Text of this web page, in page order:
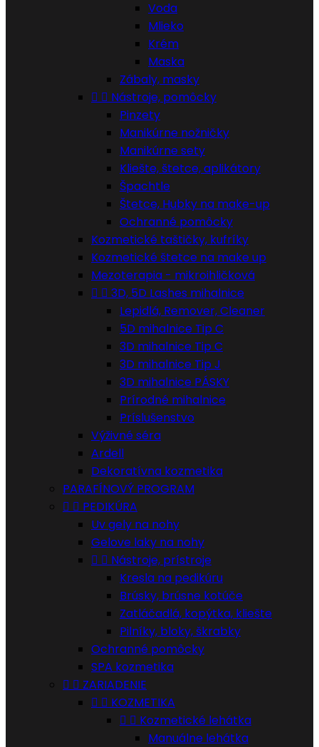
Voda
Mlieko
Krém
Maska
Zábaly, masky
  Nástroje, pomôcky
Pinzety
Manikúrne nožničky
Manikúrne sety
Kliešte, štetce, aplikátory
Špachtle
Štetce, Hubky na make-up
Ochranné pomôcky
Kozmetické taštičky, kufríky
Kozmetické štetce na make up
Mezoterapia - mikroihličková
  3D, 5D Lashes mihalnice
Lepidlá, Remover, Cleaner
5D mihalnice Tip C
3D mihalnice Tip C
3D mihalnice Tip J
3D mihalnice PÁSKY
Prírodné mihalnice
Príslušenstvo
Výživné séra
Ardell
Dekoratívna kozmetika
PARAFÍNOVÝ PROGRAM
  PEDIKÚRA
Uv gely na nohy
Gelove laky na nohy
  Nástroje, prístroje
Kresla na pedikúru
Brúsky, brúsne kotúče
Zatláčadlá, kopýtka, kliešte
Pilníky, bloky, škrabky
Ochranné pomôcky
SPA kozmetika
  ZARIADENIE
  KOZMETIKA
  Kozmetické lehátka
Manuálne lehátka